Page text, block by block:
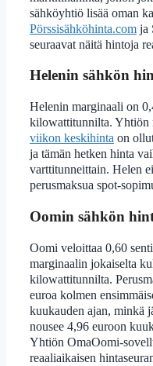
sähköyhtiö lisää oman
Pörssisähköhinta.com ja
seuraavat näitä hintoja
Helenin sähkön
Helenin marginaali on
kilowattitunnilta. Yhtiön
viikon keskihinta on
ja tämän hetken hinta
varttitunneittain. Helen
perusmaksua spot-
Oomin sähkön
Oomi veloittaa 0,60
marginaalin jokaiselta
kilowattitunnilta.
euroa kolmen
kuukauden ajan, minkä
nousee 4,96 euroon
Yhtiön OmaOomi-
reaaliaikaisen